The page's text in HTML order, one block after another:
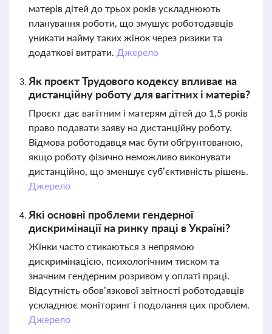
матерів дітей до трьох років ускладнюють
планування роботи, що змушує роботодавців
уникати найму таких жінок через ризики та
додаткові витрати. Джерело
Як проєкт Трудового кодексу впливає на
дистанційну роботу для вагітних і матерів?
Проєкт дає вагітним і матерям дітей до 1,5 років
право подавати заяву на дистанційну роботу.
Відмова роботодавця має бути обґрунтованою,
якщо роботу фізично неможливо виконувати
дистанційно, що зменшує суб’єктивність рішень.
Джерело
Які основні проблеми гендерної
дискримінації на ринку праці в Україні?
Жінки часто стикаються з непрямою
дискримінацією, психологічним тиском та
значним гендерним розривом у оплаті праці.
Відсутність обов’язкової звітності роботодавців
ускладнює моніторинг і подолання цих проблем.
Джерело